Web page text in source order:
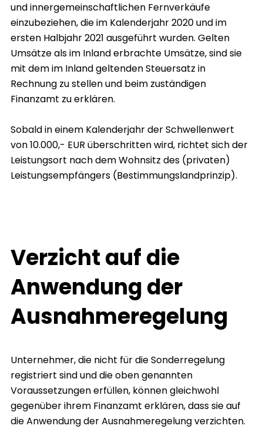
und innergemeinschaftlichen Fernverkäufe
einzubeziehen, die im Kalenderjahr 2020 und im
ersten Halbjahr 2021 ausgeführt wurden. Gelten
Umsätze als im Inland erbrachte Umsätze, sind sie
mit dem im Inland geltenden Steuersatz in
Rechnung zu stellen und beim zuständigen
Finanzamt zu erklären.
Sobald in einem Kalenderjahr der Schwellenwert
von 10.000,- EUR überschritten wird, richtet sich der
Leistungsort nach dem Wohnsitz des (privaten)
Leistungsempfängers (Bestimmungslandprinzip).
Verzicht auf die
Anwendung der
Ausnahmeregelung
Unternehmer, die nicht für die Sonderregelung
registriert sind und die oben genannten
Voraussetzungen erfüllen, können gleichwohl
gegenüber ihrem Finanzamt erklären, dass sie auf
die Anwendung der Ausnahmeregelung verzichten.